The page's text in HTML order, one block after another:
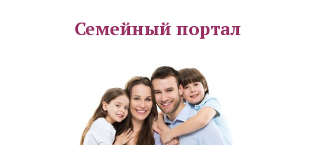
Семейный портал